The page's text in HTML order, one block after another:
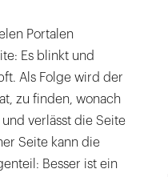
Portalen
Es blinkt und
Als Folge wird der
zu finden, wonach
verlässt die Seite
Seite kann die
Besser ist ein